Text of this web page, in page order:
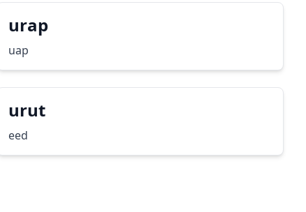
urap
uap
urut
eed